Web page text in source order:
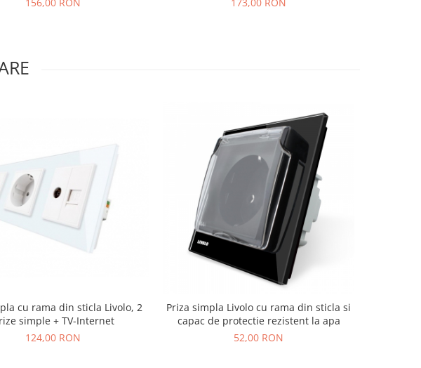
156,00 RON
173,00 RON
cu rama din sticla Livolo, 2
simple + TV-Internet
124,00 RON
Priza simpla Livolo cu rama din sticla si
capac de protectie rezistent la apa
52,00 RON